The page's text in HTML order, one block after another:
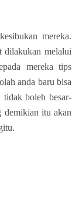
mereka.
dilakukan melalui
mereka tips
anda baru bisa
boleh besar-
demikian itu akan